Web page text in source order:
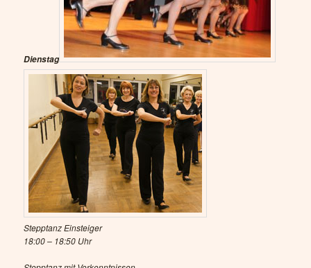
Dienstag
Stepptanz Einsteiger
18:00 – 18:50 Uhr